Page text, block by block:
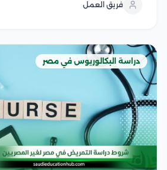
يجعل اتخاذ القرار أكثر صعوبة لحسن...
فريق العمل
دراسة البكالوريوس في مصر